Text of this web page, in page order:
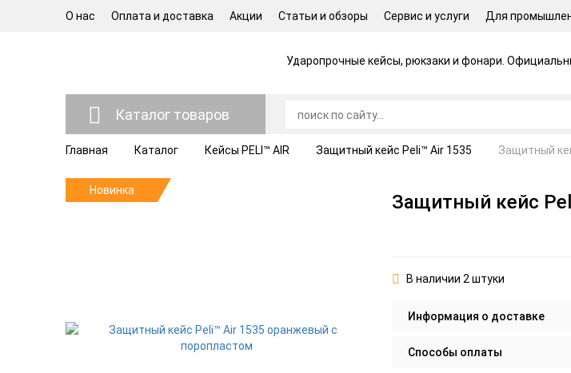
О нас Оплата и доставка Акции Статьи и обзоры Сервис и услуги Для
Ударопрочные кейсы, рюкзаки и фонари.
Каталог товаров
Главная Каталог Кейсы PELI™ AIR Защитный кейс Peli™ Air 1535 Защитный
Новинка
Защитный кейс
В наличии 2 штуки
Информация о доставке
Способы оплаты